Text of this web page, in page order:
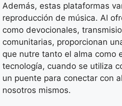
Además, estas plataformas
reproducción de música. Al
como devocionales,
comunitarias, proporcionan
que nutre tanto el alma como
tecnología, cuando se utiliza
un puente para conectar con
nosotros mismos.